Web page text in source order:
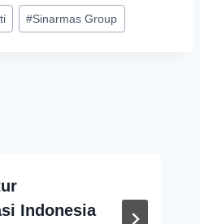
#Sinarmas Group
Indonesia